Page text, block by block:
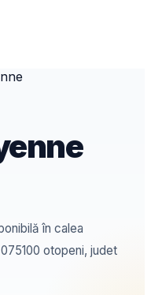
în calea
otopeni, judet